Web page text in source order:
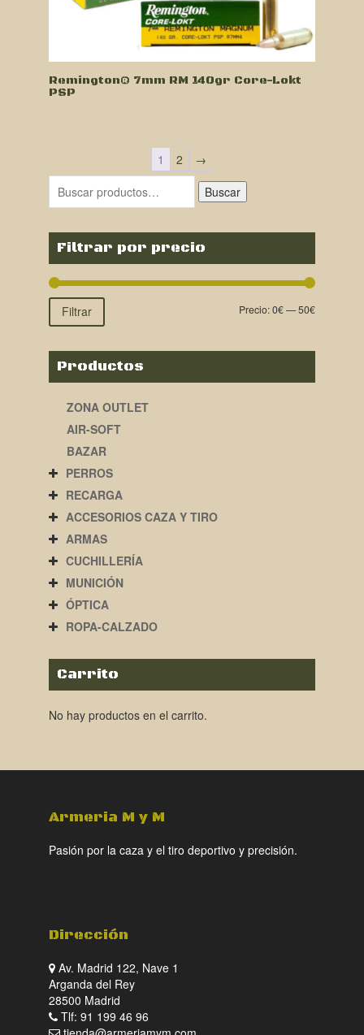
Remington® 7mm RM 140gr Core-Lokt
PSP
1 2
→
Buscar
Filtrar por precio
Filtrar Precio:0€—50€
Productos
ZONA OUTLET
AIR-SOFT
BAZAR
PERROS
RECARGA
ACCESORIOS CAZA Y TIRO
ARMAS
CUCHILLERÍA
MUNICIÓN
ÓPTICA
ROPA-CALZADO
Carrito
No hay productos en el carrito.
Armeria M y M
Pasión por la caza y el tiro deportivo y precisión.
Dirección
Av. Madrid 122, Nave 1
Arganda del Rey
28500 Madrid
Tlf: 91 199 46 96